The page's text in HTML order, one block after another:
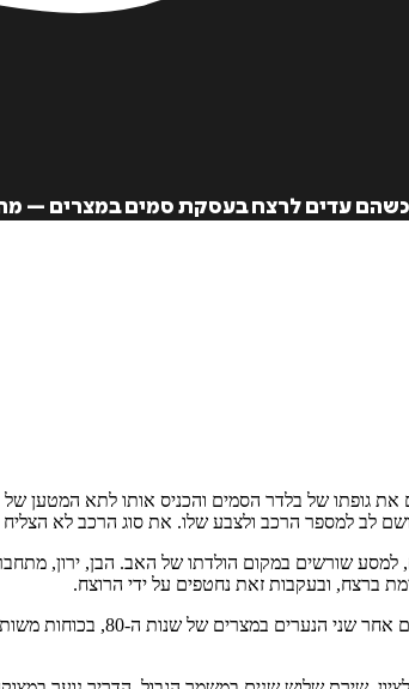
עדים לרצח בעסקת סמים במצרים –
גופתו של בלדר הסמים והכניס אותו לתא המטען
לב למספר הרכב ולצבע שלו. את סוג הרכב לא
שורשים במקום הולדתו של האב. הבן, ירון,
ברצח, ובעקבות זאת נחטפים על ידי הרוצח.
הספר "חטיפה בפירמידות"